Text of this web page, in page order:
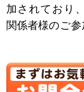
加されており
関係者様のご参